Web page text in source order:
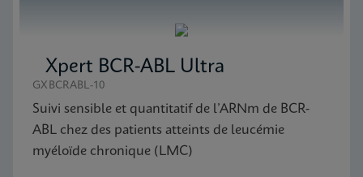
Xpert BCR-ABL Ultra
GXBCRABL-10
Suivi sensible et quantitatif de l’ARNm de BCR-
ABL chez des patients atteints de leucémie
myéloïde chronique (LMC)